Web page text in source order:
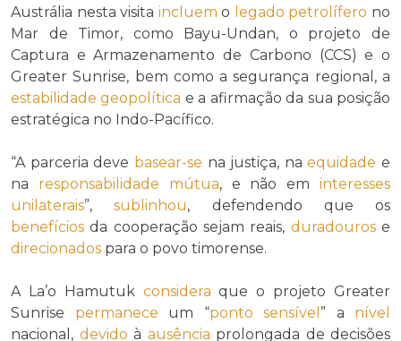
Austrália nesta visita incluem o legado petrolífero no
Mar de Timor, como Bayu-Undan, o projeto de
Captura e Armazenamento de Carbono (CCS) e o
Greater Sunrise, bem como a segurança regional, a
estabilidade geopolítica e a afirmação da sua posição
estratégica no Indo-Pacífico.
“A parceria deve basear-se na justiça, naequidade e
na responsabilidade mútua, e não eminteresses
unilaterais”,sublinhou, defendendo que os
benefícios da cooperação sejam reais, duradourose
direcionados para o povo timorense.
A La’o Hamutuk considera que o projeto Greater
Sunrise permanece um “ponto sensível ” a nível
nacional, devido à ausência prolongada de decisões